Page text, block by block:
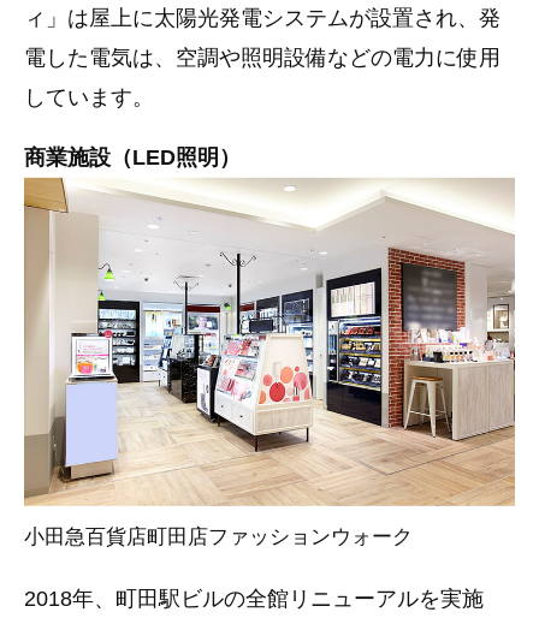
ィ」は屋上に太陽光発電システムが設置され、発
電した電気は、空調や照明設備などの電力に使用
しています。
商業施設（LED照明）
小田急百貨店町田店ファッションウォーク
2018年、町田駅ビルの全館リニューアルを実施